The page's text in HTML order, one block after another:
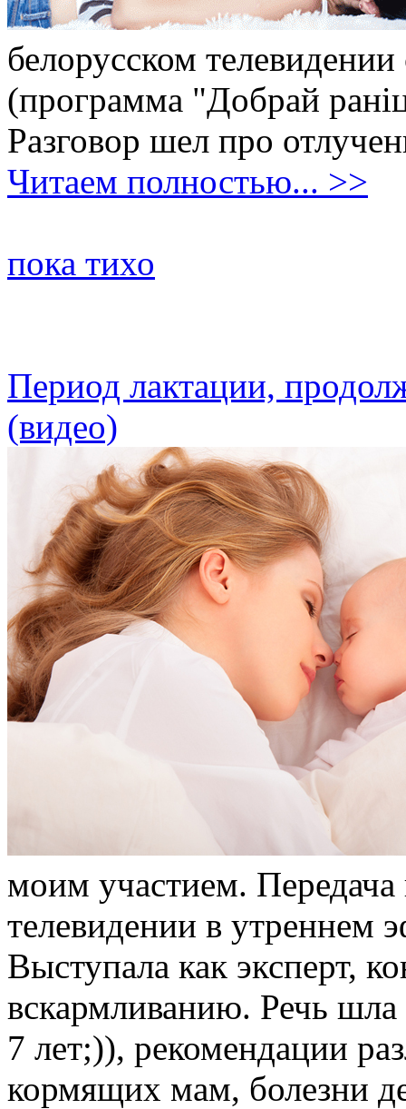
белорусском
(программа "Добрай
Разговор шел про
Читаем полностью... >>
пока тихо
Период лактации,
(видео)
моим участием.
телевидении в утреннем
Выступала как эксперт,
вскармливанию. Речь
7 лет;)), рекомендации
кормящих мам, болезни